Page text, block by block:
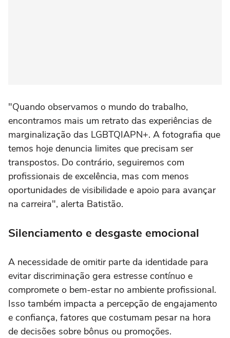
"Quando observamos o mundo do trabalho,
encontramos mais um retrato das experiências de
marginalização das LGBTQIAPN+. A fotografia que
temos hoje denuncia limites que precisam ser
transpostos. Do contrário, seguiremos com
profissionais de excelência, mas com menos
oportunidades de visibilidade e apoio para avançar
na carreira", alerta Batistão.
Silenciamento e desgaste emocional
A necessidade de omitir parte da identidade para
evitar discriminação gera estresse contínuo e
compromete o bem-estar no ambiente profissional.
Isso também impacta a percepção de engajamento
e confiança, fatores que costumam pesar na hora
de decisões sobre bônus ou promoções.